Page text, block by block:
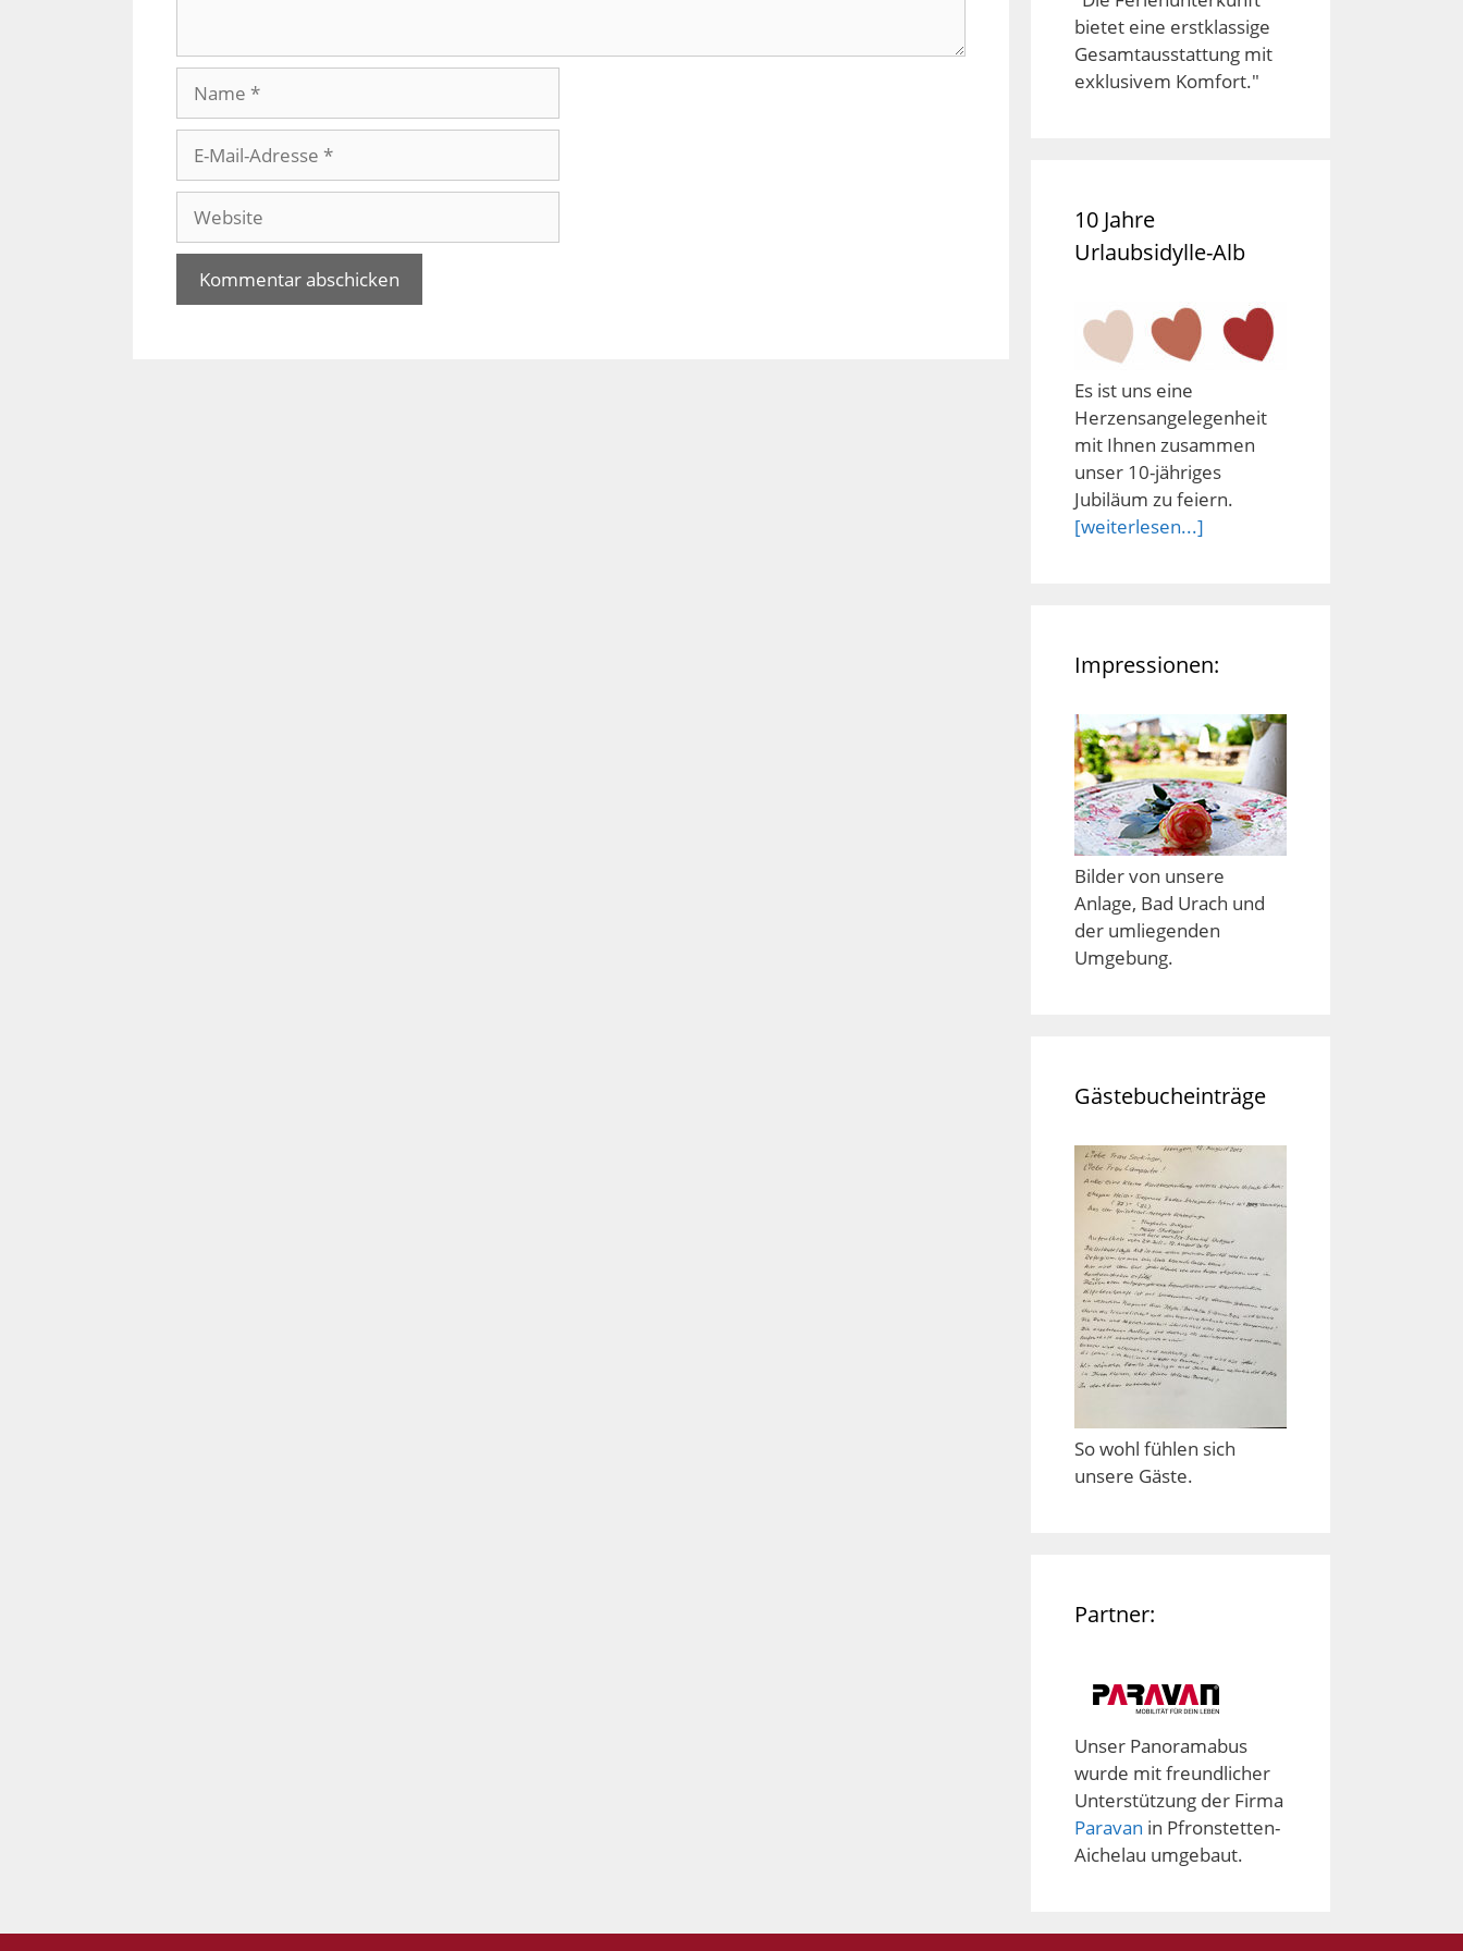
Mail-
Adresse
Website
bietet eine erstklassige
Gesamtausstattung mit
exklusivem Komfort."
10 Jahre
Urlaubsidylle-Alb
Es ist uns eine
Herzensangelegenheit
mit Ihnen zusammen
unser 10-jähriges
Jubiläum zu feiern.
[weiterlesen...]
Impressionen:
Bilder von unsere
Anlage, Bad Urach und
der umliegenden
Umgebung.
Gästebucheinträge
So wohl fühlen sich
unsere Gäste.
Partner:
Unser Panoramabus
wurde mit freundlicher
Unterstützung der Firma
Paravan in Pfronstetten-
Aichelau umgebaut.